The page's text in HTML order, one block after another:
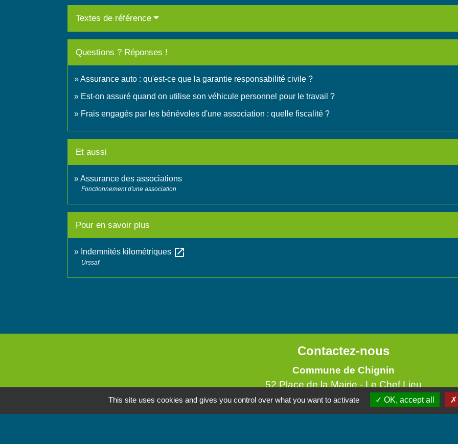
Textes de référence
Questions ? Réponses !
Assurance auto : qu'est-ce que la garantie responsabilité civile ?
Est-on assuré quand on utilise son véhicule personnel pour le travail ?
Frais engagés par les bénévoles d'une association : quelle fiscalité ?
Et aussi
Assurance des associations
Fonctionnement d'une association
Pour en savoir plus
Indemnités kilométriques open_in_new
Urssaf
Contactez-nous
Commune de Chignin
52 Place de la Mairie - Le Chef Lieu
73800 Chignin - FRANCE
+33 4 79 28 10 12
This site uses cookies and gives you control over what you want to activate OK, accept all